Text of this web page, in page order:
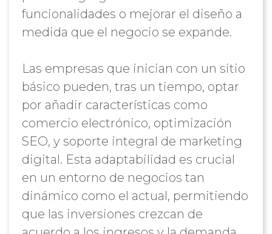
funcionalidades o mejorar el diseño a
medida que el negocio se expande.
Las empresas que inician con un sitio
básico pueden, tras un tiempo, optar
por añadir características como
comercio electrónico, optimización
SEO, y soporte integral de marketing
digital. Esta adaptabilidad es crucial
en un entorno de negocios tan
dinámico como el actual, permitiendo
que las inversiones crezcan de